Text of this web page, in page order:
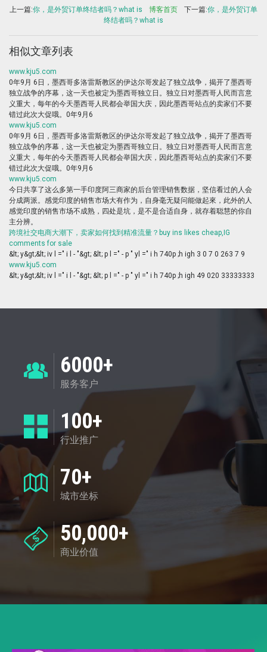
上一篇:你，是外贸订单终结者吗？what is 博客首页 下一篇:你，是外贸订单
终结者吗？what is
相似文章列表
www.kju5.com
0年9月 6日，墨西哥多洛雷斯教区的伊达尔哥发起了独立战争，揭开了墨西哥
独立战争的序幕，这一天也被定为墨西哥独立日。独立日对墨西哥人民而言意
义重大，每年的今天墨西哥人民都会举国大庆，因此墨西哥站点的卖家们不要
错过此次大促哦。0年9月6
www.kju5.com
0年9月 6日，墨西哥多洛雷斯教区的伊达尔哥发起了独立战争，揭开了墨西哥
独立战争的序幕，这一天也被定为墨西哥独立日。独立日对墨西哥人民而言意
义重大，每年的今天墨西哥人民都会举国大庆，因此墨西哥站点的卖家们不要
错过此次大促哦。0年9月6
www.kju5.com
今日共享了这么多第一手印度阿三商家的后台管理销售数据，坚信看过的人会
分成两派。感觉印度的销售市场大有作为，自身毫无疑问能做起來，此外的人
感觉印度的销售市场不成熟，四处是坑，是不是合适自身，就存着聪慧的你自
主分辨。
跨境社交电商大潮下，卖家如何找到精准流量？buy ins likes cheap,IG
comments for sale
&lt; y&gt;&lt; iv l =" i l - "&gt; &lt; p l =" - p " yl =" i h 740p ;h igh 3 0 7 0 263 7 9
www.kju5.com
&lt; y&gt;&lt; iv l =" i l - "&gt; &lt; p l =" - p " yl =" i h 740p ;h igh 49 020 33333333
6000+
服务客户
100+
行业推广
70+
城市坐标
50,000+
商业价值